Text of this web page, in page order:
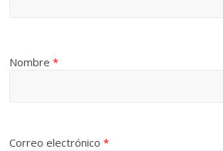
Nombre*
Correo electrónico*